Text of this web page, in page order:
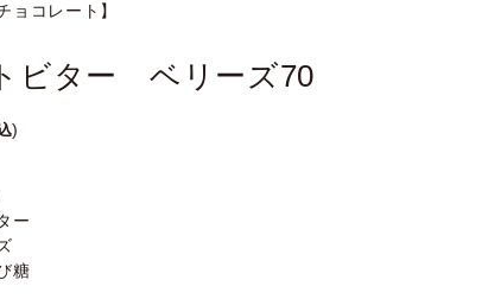
ョコレート】
ビター ベリーズ70
ー
糖